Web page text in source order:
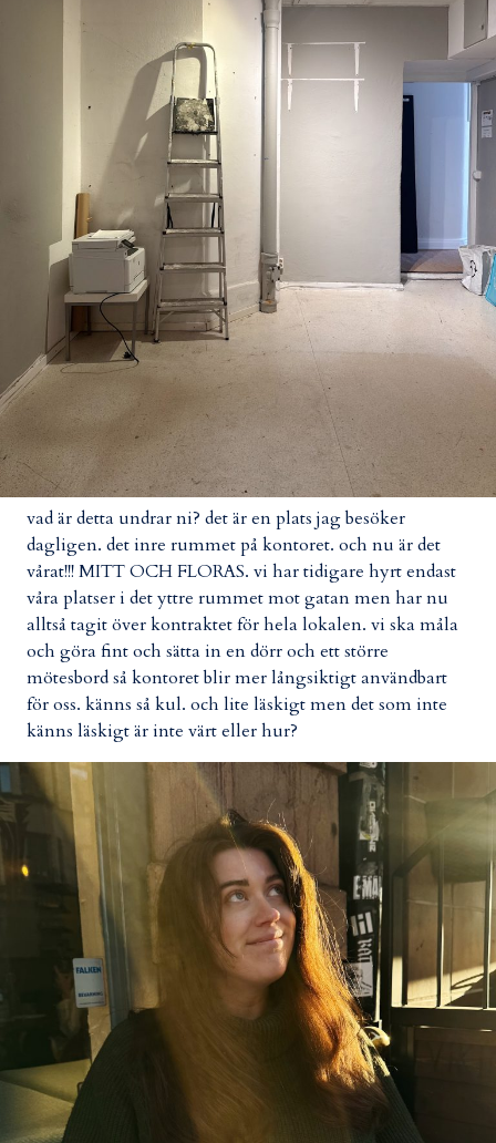
vad är detta undrar ni? det är en plats jag besöker
dagligen. det inre rummet på kontoret. och nu är det
vårat!!! MITT OCH FLORAS. vi har tidigare hyrt endast
våra platser i det yttre rummet mot gatan men har nu
alltså tagit över kontraktet för hela lokalen. vi ska måla
och göra fint och sätta in en dörr och ett större
mötesbord så kontoret blir mer långsiktigt användbart
för oss. känns så kul. och lite läskigt men det som inte
känns läskigt är inte värt eller hur?